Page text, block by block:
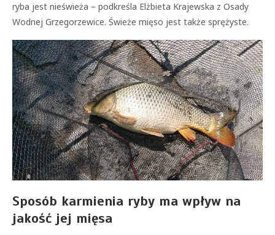
ryba jest nieświeża – podkreśla Elżbieta Krajewska z Osady
Wodnej Grzegorzewice. Świeże mięso jest także sprężyste.
Sposób karmienia ryby ma wpływ na
jakość jej mięsa